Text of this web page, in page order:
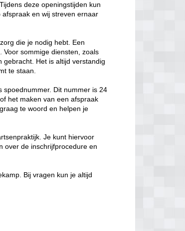
deze openingstijden kun
en wij streven ernaar
die je nodig hebt. Een
Voor sommige diensten, zoals
Het is altijd verstandig
te staan.
spoednummer. Dit nummer is 24
het maken van een afspraak
te woord en helpen je
Je kunt hiervoor
over de inschrijfprocedure en
Bij vragen kun je altijd